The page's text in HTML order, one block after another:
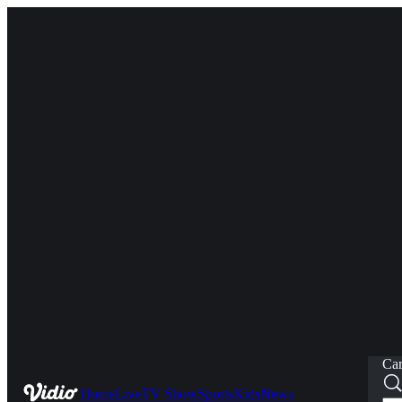
HomeLiveTV ShowSportsKidsNews